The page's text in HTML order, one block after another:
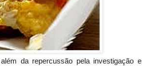
da repercussão pela investigação e